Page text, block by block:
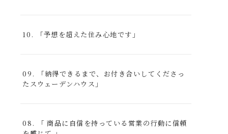
10. 「予想を超えた住み心地です」
09. 「納得できるまで、お付き合いしてくださっ
たスウェーデンハウス」
08. 「 商品に自信を持っている営業の行動に信頼